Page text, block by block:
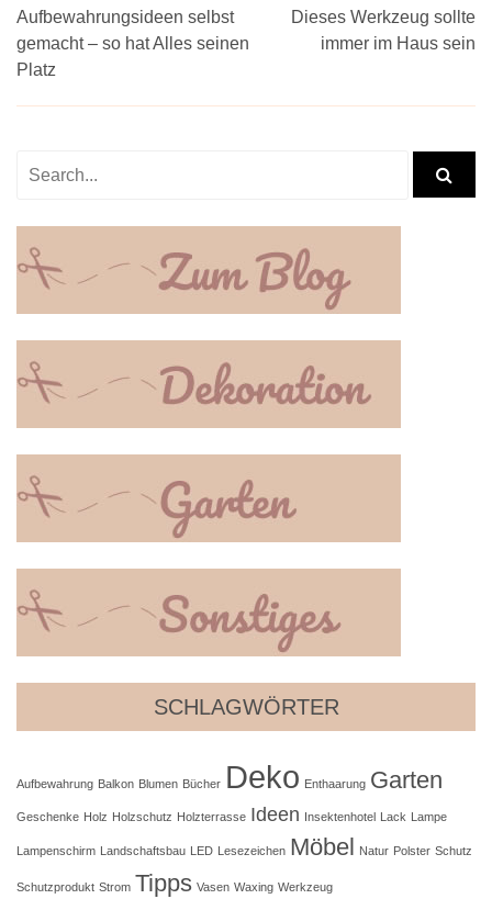
Aufbewahrungsideen selbst
gemacht – so hat Alles seinen
Platz
Dieses Werkzeug sollte
immer im Haus sein
SCHLAGWÖRTER
Aufbewahrung Balkon Blumen Bücher Deko Enthaarung Garten
Geschenke Holz Holzschutz Holzterrasse Ideen Insektenhotel Lack Lampe
Lampenschirm Landschaftsbau LED Lesezeichen Möbel Natur Polster Schutz
Schutzprodukt Strom Tipps Vasen Waxing Werkzeug